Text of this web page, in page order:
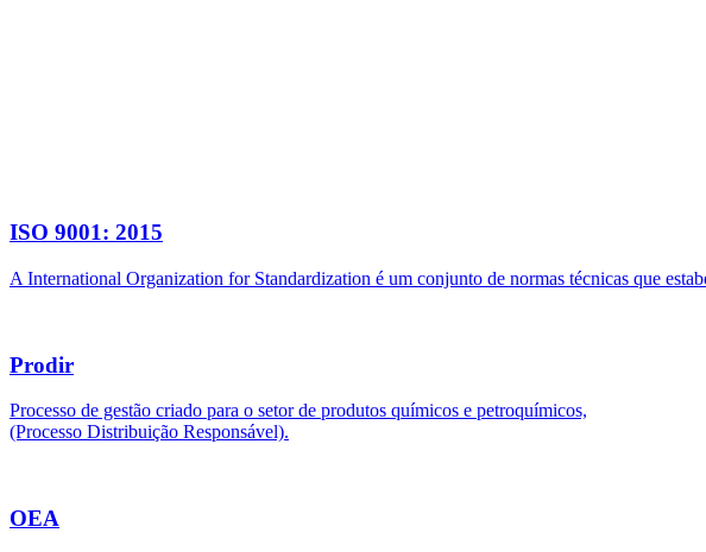
ISO 9001: 2015
A International Organization for Standardization é um conjunto de normas técnicas que
Prodir
Processo de gestão criado para o setor de produtos químicos e petroquímicos,
(Processo Distribuição Responsável).
OEA